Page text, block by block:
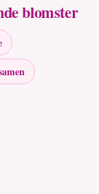
blomster